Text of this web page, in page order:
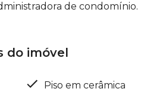
de condomínio.
do imóvel
Piso em cerâmica